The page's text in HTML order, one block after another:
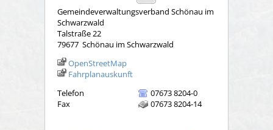
Gemeindeverwaltungsverband Schönau im
Schwarzwald
Talstraße 22
79677 Schönau im Schwarzwald
OpenStreetMap
Fahrplanauskunft
Telefon
07673 8204-0
Fax
07673 8204-14